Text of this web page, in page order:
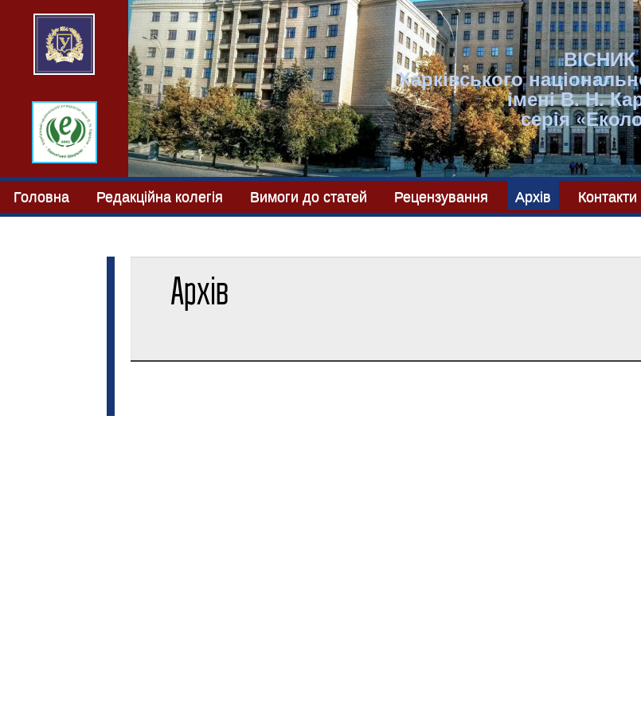
ВІСНИК
Харківського
імені В. Н.
серія
Головна Редакційна колегія Вимоги до статей Рецензування Архів Контакти
Архів